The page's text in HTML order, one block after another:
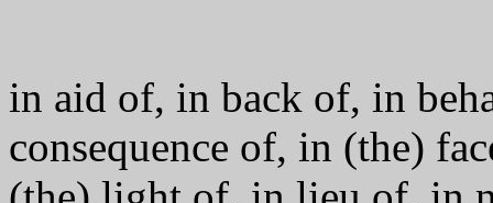
in aid of, in back of, in
consequence of, in (the)